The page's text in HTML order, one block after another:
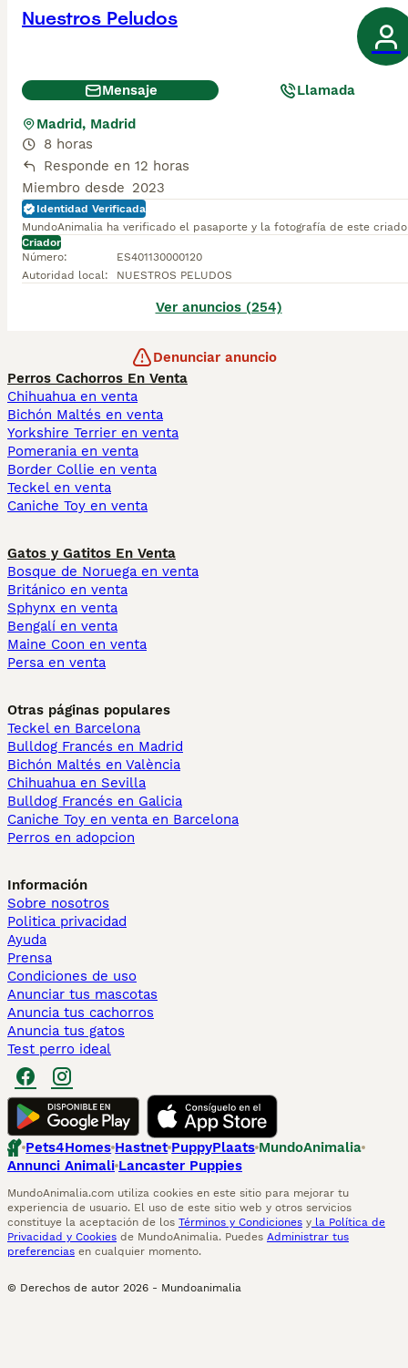
Nuestros Peludos
Mensaje Llamada
Madrid, Madrid
8 horas
Responde en 12 horas
Miembro desde 2023
Identidad Verificada
MundoAnimalia ha verificado el pasaporte y la fotografía de este
Criador
Número:
ES401130000120
Autoridad local: NUESTROS PELUDOS
Ver anuncios (254)
Denunciar anuncio
Perros Cachorros En Venta
Chihuahua en venta
Bichón Maltés en venta
Yorkshire Terrier en venta
Pomerania en venta
Border Collie en venta
Teckel en venta
Caniche Toy en venta
Gatos y Gatitos En Venta
Bosque de Noruega en venta
Británico en venta
Sphynx en venta
Bengalí en venta
Maine Coon en venta
Persa en venta
Otras páginas populares
Teckel en Barcelona
Bulldog Francés en Madrid
Bichón Maltés en València
Chihuahua en Sevilla
Bulldog Francés en Galicia
Caniche Toy en venta en Barcelona
Perros en adopcion
Información
Sobre nosotros
Politica privacidad
Ayuda
Prensa
Condiciones de uso
Anunciar tus mascotas
Anuncia tus cachorros
Anuncia tus gatos
Test perro ideal
Pets4Homes Hastnet PuppyPlaats MundoAnimalia
Annunci Animali Lancaster Puppies
MundoAnimalia.com utiliza cookies en este sitio para mejorar tu
experiencia de usuario. El uso de este sitio web y otros servicios
constituye la aceptación de los Términos y Condiciones y la Política de
Privacidad y Cookies de MundoAnimalia. Puedes Administrar tus
preferencias en cualquier momento.
© Derechos de autor 2026 - Mundoanimalia